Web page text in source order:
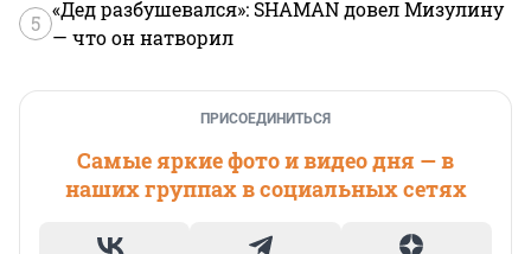
5
«Дед разбушевался»: SHAMAN довел Мизулину
— что он натворил
ПРИСОЕДИНИТЬСЯ
Самые яркие фото и видео дня — в
наших группах в социальных сетях